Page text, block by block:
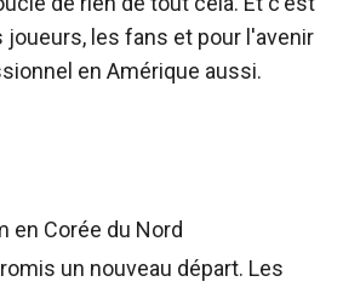
joueurs, les fans et pour l'avenir
en Amérique aussi.
en Corée du Nord
un nouveau départ. Les